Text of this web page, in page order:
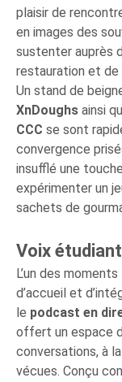
plaisir de
en images des
sustenter auprès
restauration et
Un stand de
XnDoughs ainsi
CCC se sont
convergence
insufflé une
expérimenter un
sachets de
Voix
L’un des
d’accueil et
le podcast en
offert un espace
conversations, à
vécues. Conçu